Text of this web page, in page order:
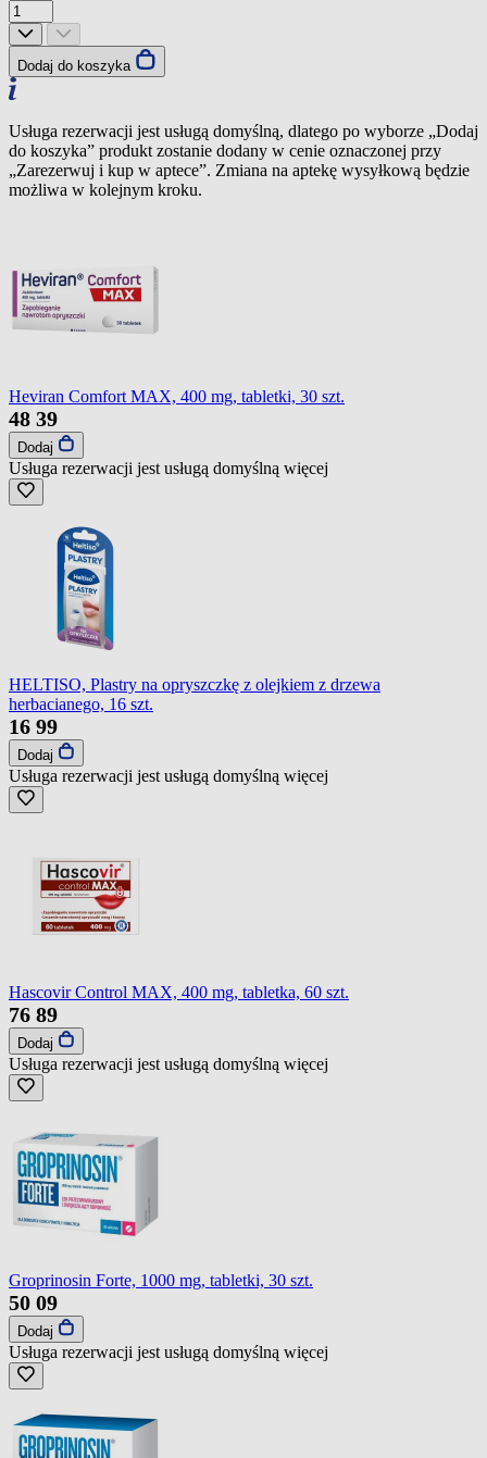
Dodaj do koszyka
Usługa rezerwacji jest usługą domyślną, dlatego po wyborze „Dodaj
do koszyka” produkt zostanie dodany w cenie oznaczonej przy
„Zarezerwuj i kup w aptece”. Zmiana na aptekę wysyłkową będzie
możliwa w kolejnym kroku.
Heviran Comfort MAX, 400 mg, tabletki, 30 szt.
48 39
Dodaj
Usługa rezerwacji jest usługą domyślną więcej
HELTISO, Plastry na opryszczkę z olejkiem z drzewa
herbacianego, 16 szt.
16 99
Dodaj
Usługa rezerwacji jest usługą domyślną więcej
Hascovir Control MAX, 400 mg, tabletka, 60 szt.
76 89
Dodaj
Usługa rezerwacji jest usługą domyślną więcej
Groprinosin Forte, 1000 mg, tabletki, 30 szt.
50 09
Dodaj
Usługa rezerwacji jest usługą domyślną więcej